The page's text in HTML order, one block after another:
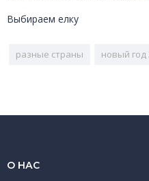
Выбираем елку
разные страны новый год
О НАС